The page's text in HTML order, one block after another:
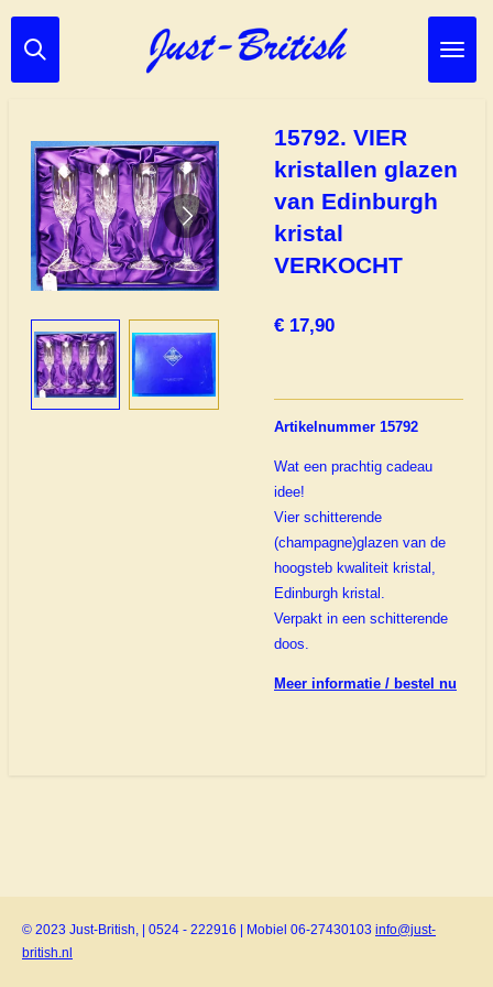
Ga
direct
15792. VIER
kristallen glazen
van Edinburgh
kristal
VERKOCHT
€ 17,90
Artikelnummer 15792
Wat een prachtig cadeau
idee!
Vier schitterende
(champagne)glazen van de
hoogsteb kwaliteit kristal,
Edinburgh kristal.
Verpakt in een schitterende
doos.
Meer informatie / bestel nu
© 2023 Just-British, | 0524 - 222916 | Mobiel 06-27430103 info@just-
british.nl